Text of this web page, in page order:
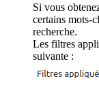
Si vous
certains mots-
recherche.
Les filtres
suivante :